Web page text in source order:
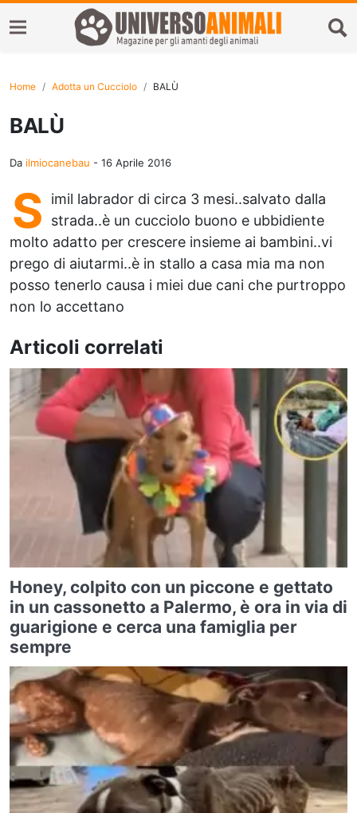
Home Adotta un Cucciolo BALÙ
BALÙ
Da ilmiocanebau - 16 Aprile 2016
S
imil labrador di circa 3 mesi..salvato dalla
strada..è un cucciolo buono e ubbidiente
molto adatto per crescere insieme ai bambini..vi
prego di aiutarmi..è in stallo a casa mia ma non
posso tenerlo causa i miei due cani che purtroppo
non lo accettano
Articoli correlati
Honey, colpito con un piccone e gettato
in un cassonetto a Palermo, è ora in via di
guarigione e cerca una famiglia per
sempre